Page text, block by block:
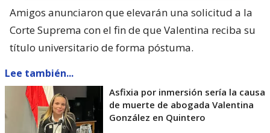
Amigos anunciaron que elevarán una solicitud a la
Corte Suprema con el fin de que Valentina reciba su
título universitario de forma póstuma.
Lee también...
Asfixia por inmersión sería la causa
de muerte de abogada Valentina
González en Quintero